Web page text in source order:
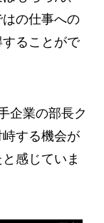
の仕事への
ることがで
企業の部長ク
する機会が
感じていま